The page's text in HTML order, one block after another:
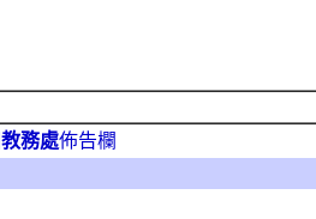
教務處佈告欄